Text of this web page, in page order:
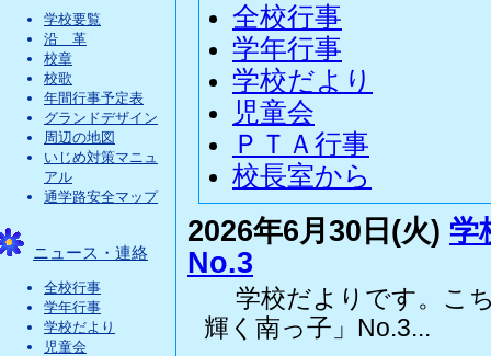
学校要覧
沿 革
校章
校歌
年間行事予定表
グランドデザイン
周辺の地図
いじめ対策マニュ
アル
通学路安全マップ
ニュース・連絡
全校行事
学年行事
学校だより
児童会
全校行事
学年行事
学校だより
児童会
ＰＴＡ行事
校長室から
2026年6月30日(火) 学
No.3
学校だよりです。こ
輝く南っ子」No.3...